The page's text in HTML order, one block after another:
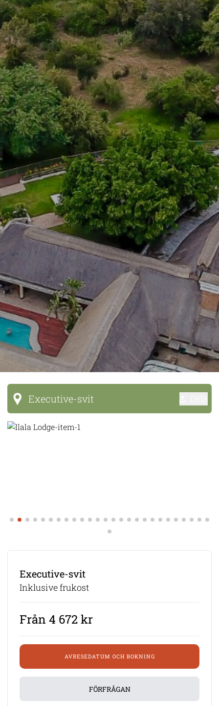
Executive-svit
Executive-svit
Inklusive frukost
Från 4 672 kr
AVRESEDATUM OCH BOKNING
FÖRFRÅGAN